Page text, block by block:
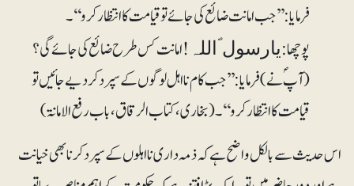
فرمایا: ’’جب امانت ضائع کی جائے تو قیامت کا انتظار کرو‘‘۔
پوچھا:یارسول ؐاللہ ! امانت کس طرح ضائع کی جائے گی ؟
(آپؐ نے ) فرمایا : ’’جب کام نااہل لوگوں کے سپرد کردیے جائیں تو
قیامت کا انتظار کرو‘‘۔ (بخاری، کتاب الرقاق، باب رفع الامانۃ)
اس حدیث سے بالکل واضح ہے کہ ذمہ داری نااہلوں کے سپرد کرنا بھی خیانت